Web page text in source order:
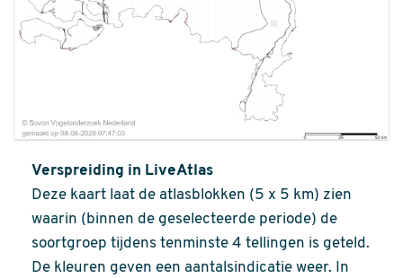
Verspreiding in LiveAtlas
Deze kaart laat de atlasblokken (5 x 5 km) zien
waarin (binnen de geselecteerde periode) de
soortgroep tijdens tenminste 4 tellingen is geteld.
De kleuren geven een aantalsindicatie weer. In